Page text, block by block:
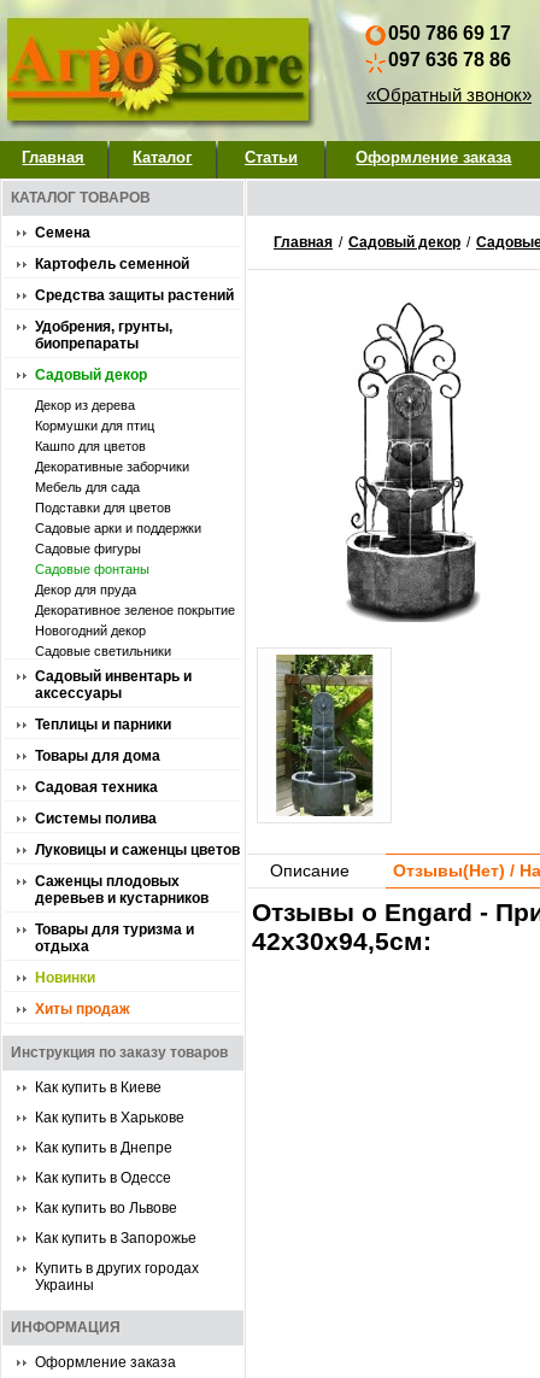
050 786 69 17
097 636 78 86
«Обратный звонок»
Главная Каталог Статьи Оформление заказа
КАТАЛОГ ТОВАРОВ
Семена
Картофель семенной
Средства защиты растений
Удобрения, грунты,
биопрепараты
Садовый декор
Декор из дерева
Кормушки для птиц
Кашпо для цветов
Декоративные заборчики
Мебель для сада
Подставки для цветов
Садовые арки и поддержки
Садовые фигуры
Садовые фонтаны
Декор для пруда
Декоративное зеленое покрытие
Новогодний декор
Садовые светильники
Садовый инвентарь и
аксессуары
Теплицы и парники
Товары для дома
Садовая техника
Системы полива
Луковицы и саженцы цветов
Саженцы плодовых
деревьев и кустарников
Товары для туризма и
отдыха
Новинки
Хиты продаж
Инструкция по заказу товаров
Как купить в Киеве
Как купить в Харькове
Как купить в Днепре
Как купить в Одессе
Как купить во Львове
Как купить в Запорожье
Купить в других городах
Украины
ИНФОРМАЦИЯ
Оформление заказа
Главная / Садовый декор /
Описание Отзывы(Нет) /
Отзывы о Engard -
42х30х94,5см: